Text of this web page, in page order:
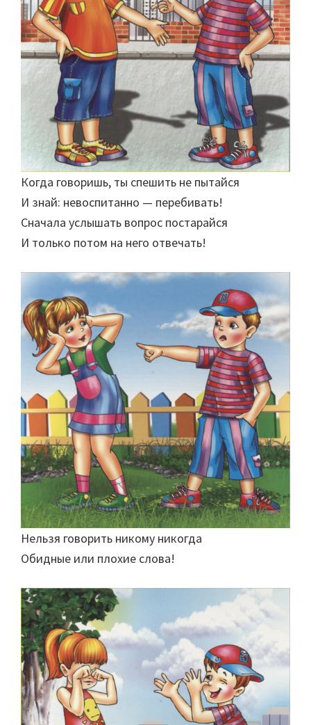
Когда говоришь, ты спешить не пытайся
И знай: невоспитанно — перебивать!
Сначала услышать вопрос постарайся
И только потом на него отвечать!
Нельзя говорить никому никогда
Обидные или плохие слова!